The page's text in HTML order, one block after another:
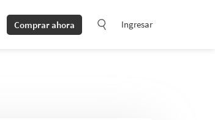
Comprar ahora Ingresar